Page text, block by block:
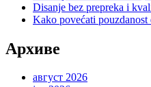
Disanje bez prepreka i
Kako povećati
Архиве
август 2026